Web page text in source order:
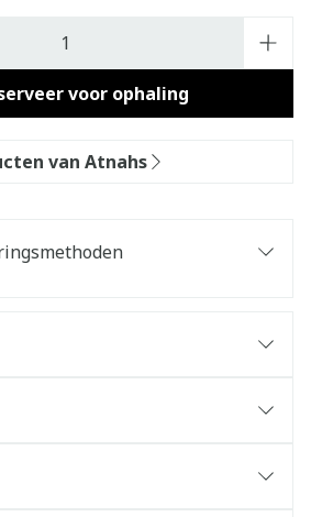
voor ophaling
van Atnahs